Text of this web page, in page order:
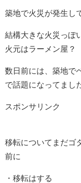
築地で火災が発生し
結構大きな火災っぽ
火元はラーメン屋？
数日前には、築地で
で話題になってまし
スポンサリンク
移転についてまだゴ
前に
・移転はする